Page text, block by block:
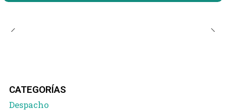
CATEGORÍAS
Despacho